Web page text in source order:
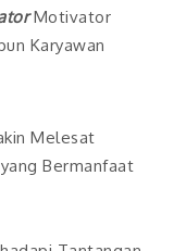
Motivator
Karyawan
Melesat
Bermanfaat